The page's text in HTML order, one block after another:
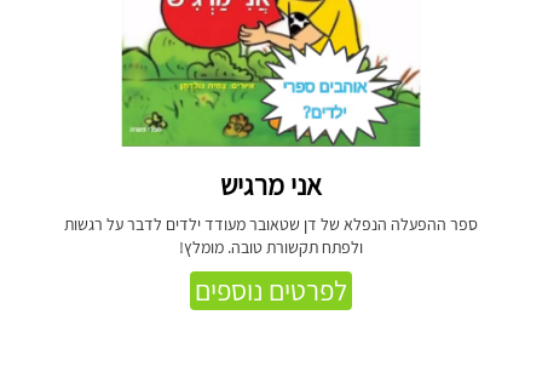
אני מרגיש
ספר ההפעלה הנפלא של דן שטאובר מעודד ילדים לדבר על רגשות
ולפתח תקשורת טובה. מומלץ!
לפרטים נוספים